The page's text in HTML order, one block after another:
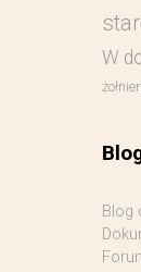
W
Blog